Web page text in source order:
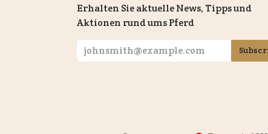
Erhalten Sie aktuelle News, Tipps und
Aktionen rund ums Pferd